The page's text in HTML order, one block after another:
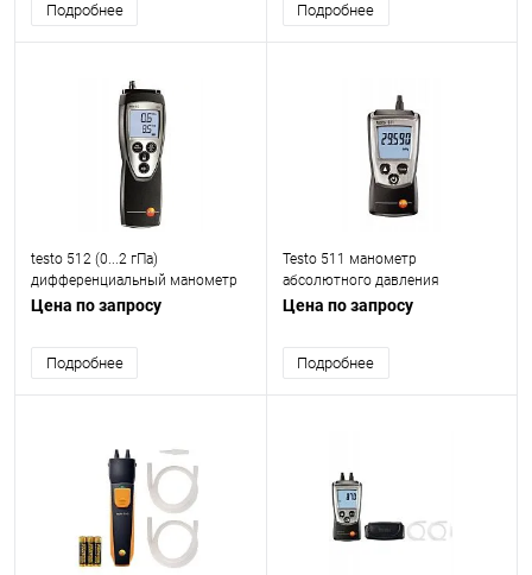
Подробнее Подробнее
testo 512 (0...2 гПа)
дифференциальный манометр
(для работы с большими
Цена по запросу
Подробнее
Testo 511 манометр
абсолютного давления
Цена по запросу
Подробнее